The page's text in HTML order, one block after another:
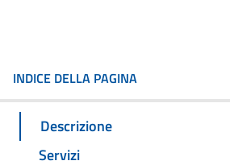
INDICE DELLA PAGINA
Descrizione
Servizi